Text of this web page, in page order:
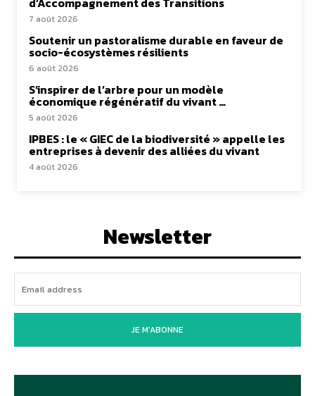
7 août 2026
Soutenir un pastoralisme durable en faveur de
socio-écosystèmes résilients
6 août 2026
S’inspirer de l’arbre pour un modèle
économique régénératif du vivant …
5 août 2026
IPBES : le « GIEC de la biodiversité » appelle les
entreprises à devenir des alliées du vivant
4 août 2026
Newsletter
JE M'ABONNE